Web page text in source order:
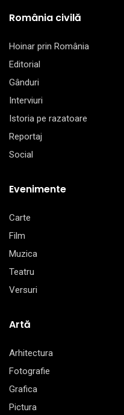
România civilă
Hoinar prin România
Editorial
Gânduri
Interviuri
Istoria pe razatoare
Reportaj
Social
Evenimente
Carte
Film
Muzica
Teatru
Versuri
Artă
Arhitectura
Fotografie
Grafica
Pictura